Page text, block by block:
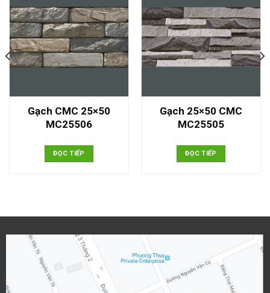
Gạch CMC 25×50
MC25506
ĐỌC TIẾP
Gạch 25×50 CMC
MC25505
ĐỌC TIẾP